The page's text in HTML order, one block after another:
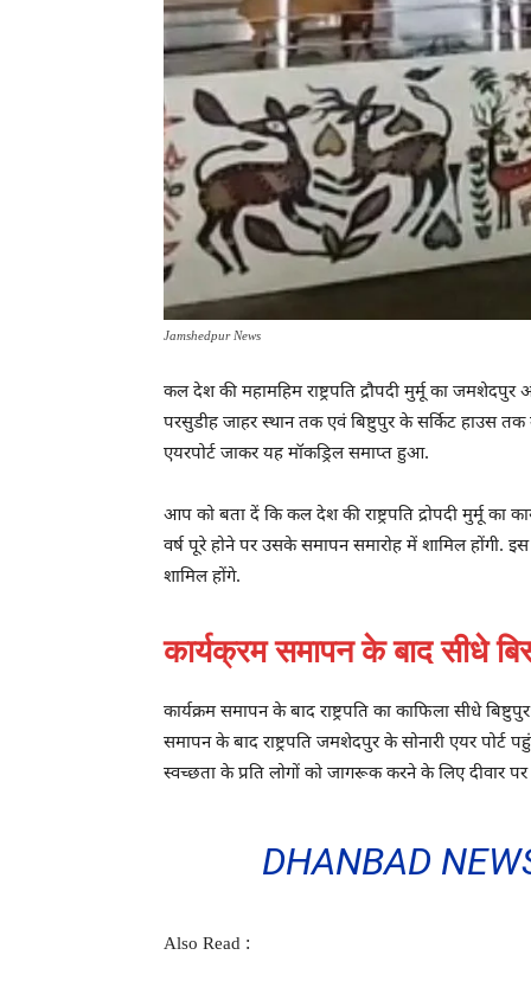
Jamshedpur News
कल देश की महामहिम राष्ट्रपति द्रौपदी मुर्मू का
परसुडीह जाहर स्थान तक एवं बिष्टुपुर के सर्किट हाउस
एयरपोर्ट जाकर यह मॉकड्रिल समाप्त हुआ.
आप को बता दें कि कल देश की राष्ट्रपति द्रोपदी मुर्मू का
वर्ष पूरे होने पर उसके समापन समारोह में शामिल होंगी.
शामिल होंगे.
कार्यक्रम समापन के बाद सीधे
कार्यक्रम समापन के बाद राष्ट्रपति का काफिला सीधे
समापन के बाद राष्ट्रपति जमशेदपुर के सोनारी एयर पोर्ट
स्वच्छता के प्रति लोगों को जागरूक करने के लिए दीवार
DHANBAD
Also Read :